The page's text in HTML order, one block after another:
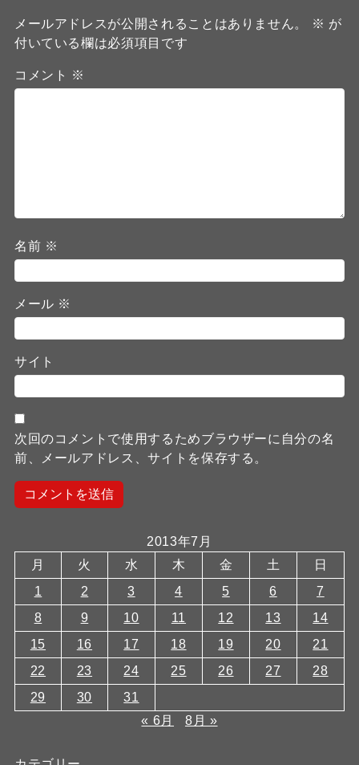
メールアドレスが公開されることはありません。 ※ が
付いている欄は必須項目です
コメント ※
名前 ※
メール ※
サイト
次回のコメントで使用するためブラウザーに自分の名
前、メールアドレス、サイトを保存する。
2013年7月
月
火 水 木 金 土
日
1
2 3 4 5 6
7
8
9 10 11 12 13
14
15
16 17 18 19 20
21
22
23 24 25 26 27
28
29
30
31
« 6月
8月 »